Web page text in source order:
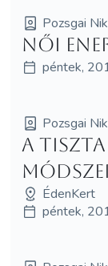
Pozsgai
Női
péntek,
Pozsgai
A
ÉdenKert
péntek,